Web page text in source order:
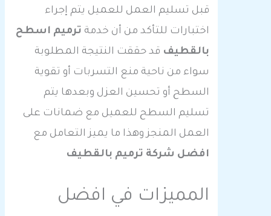
قبل تسليم العمل للعميل يتم إجراء
اختبارات للتأكد من أن خدمةترميم اسطح
بالقطيفقد حققت النتيجة المطلوبة
سواء من ناحية منع التسربات أو تقوية
السطح أو تحسين العزل وبعدها يتم
تسليم السطح للعميل مع ضمانات على
العمل المنجز وهذا ما يميز التعامل مع
افضل شركة ترميم بالقطيف
المميزات في افضل